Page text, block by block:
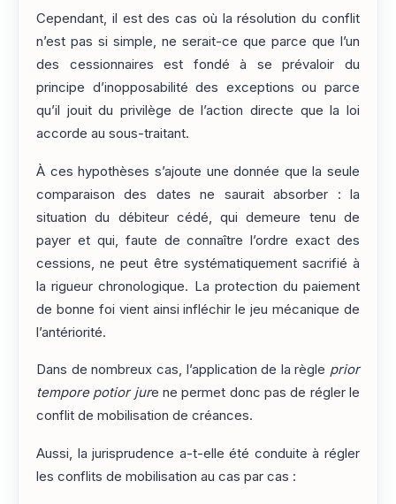
Cependant, il est des cas où la résolution du conflit
n’est pas si simple, ne serait-ce que parce que l’un
des cessionnaires est fondé à se prévaloir du
principe d’inopposabilité des exceptions ou parce
qu’il jouit du privilège de l’action directe que la loi
accorde au sous-traitant.
À ces hypothèses s’ajoute une donnée que la seule
comparaison des dates ne saurait absorber : la
situation du débiteur cédé, qui demeure tenu de
payer et qui, faute de connaître l’ordre exact des
cessions, ne peut être systématiquement sacrifié à
la rigueur chronologique. La protection du paiement
de bonne foi vient ainsi infléchir le jeu mécanique de
l’antériorité.
Dans de nombreux cas, l’application de la règle prior
tempore potior jure ne permet donc pas de régler le
conflit de mobilisation de créances.
Aussi, la jurisprudence a-t-elle été conduite à régler
les conflits de mobilisation au cas par cas :